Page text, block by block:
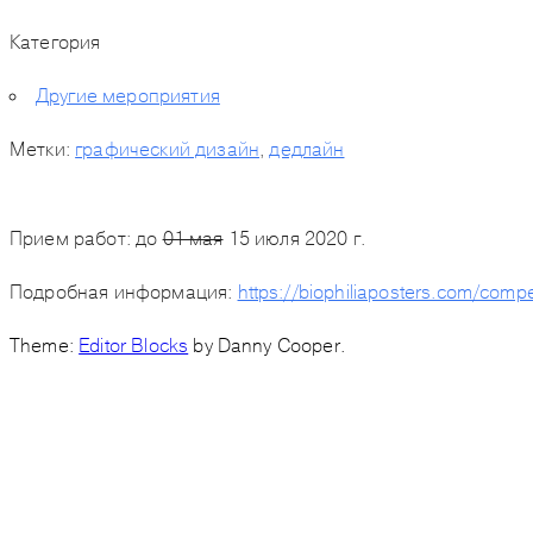
Категория
Другие мероприятия
Метки: графический дизайн дедлайн
Прием работ: до01 мая15 июля 2020 г.
Подробная информация: https://biophiliaposters.com/
Theme: Editor Blocks by Danny Cooper.